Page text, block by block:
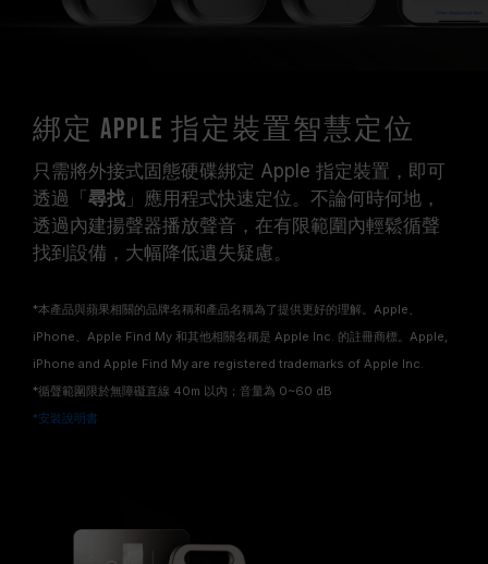
綁定 Apple 指定裝置智慧定位
只需將外接式固態硬碟綁定 Apple 指定裝置，即可
透過「 尋找 」應用程式快速定位。不論何時何地，
透過內建揚聲器播放聲音，在有限範圍內輕鬆循聲
找到設備，大幅降低遺失疑慮。
*本產品與蘋果相關的品牌名稱和產品名稱為了提供更好的理解。Apple、
iPhone、Apple Find My 和其他相關名稱是 Apple Inc. 的註冊商標。Apple,
iPhone and Apple Find My are registered trademarks of Apple Inc.
*循聲範圍限於無障礙直線 40m 以內；音量為 0~60 dB
*安裝說明書